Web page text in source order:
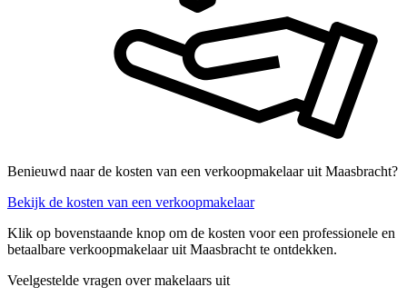
Benieuwd naar de kosten van een verkoopmakelaar uit Maasbracht?
Bekijk de kosten van een verkoopmakelaar
Klik op bovenstaande knop om de kosten voor een professionele en
betaalbare verkoopmakelaar uit Maasbracht te ontdekken.
Veelgestelde vragen over makelaars uit